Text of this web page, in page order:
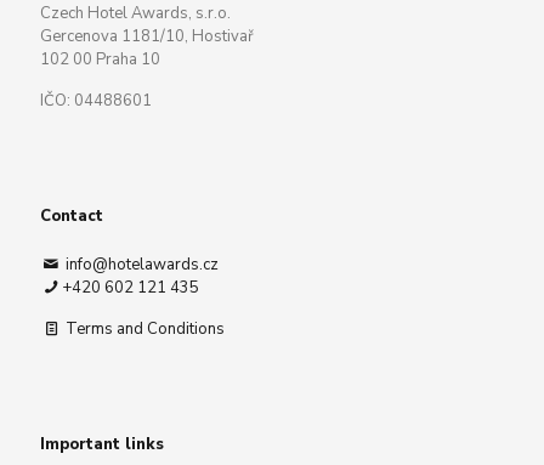
Czech Hotel Awards, s.r.o.
Gercenova 1181/10, Hostivař
102 00 Praha 10
IČO: 04488601
Contact
info@hotelawards.cz
+420 602 121 435
Terms and Conditions
Important links